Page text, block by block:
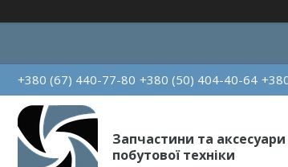
+380 (67) 440-77-80 +380 (50) 404-40-64
Запчастини та
побутової техніки